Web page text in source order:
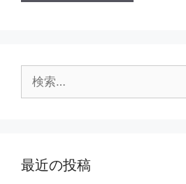
索:
最近の投稿